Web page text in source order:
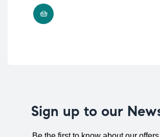
Sign up to our